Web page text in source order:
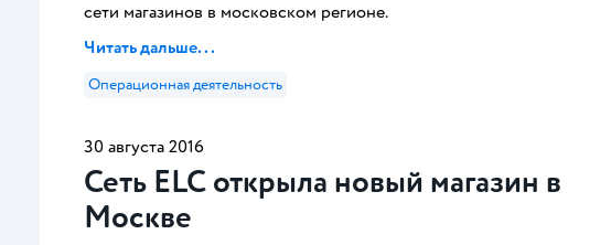
сети магазинов в московском регионе.
Читать дальше...
Операционная деятельность
30 августа 2016
Сеть ELC открыла новый магазин в
Москве